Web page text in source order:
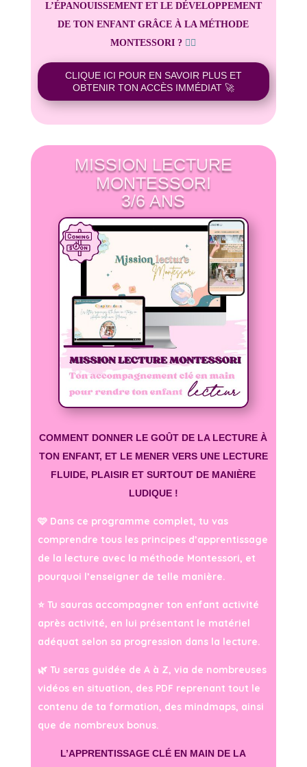
L’ÉPANOUISSEMENT ET LE DÉVELOPPEMENT
DE TON ENFANT GRÂCE À LA MÉTHODE
MONTESSORI ? 👇🏻
CLIQUE ICI POUR EN SAVOIR PLUS ET
OBTENIR TON ACCÈS IMMÉDIAT 🚀
MISSION LECTURE
MONTESSORI
3/6 ANS
COMMENT DONNER LE GOÛT DE LA LECTURE À
TON ENFANT, ET LE MENER VERS UNE LECTURE
FLUIDE, PLAISIR ET SURTOUT DE MANIÈRE
LUDIQUE !
🩷 Dans ce programme complet, tu vas
comprendre tous les principes d’apprentissage
de la lecture avec la méthode Montessori, et
pourquoi l’enseigner de telle manière.
⭐️ Tu sauras accompagner ton enfant activité
après activité, en lui présentant le matériel
adéquat selon sa progression dans la lecture.
🌿 Tu seras guidée de A à Z, via de nombreuses
vidéos en situation, des PDF reprenant tout le
contenu de ta formation, des mindmaps, ainsi
que de nombreux bonus.
L’APPRENTISSAGE CLÉ EN MAIN DE LA